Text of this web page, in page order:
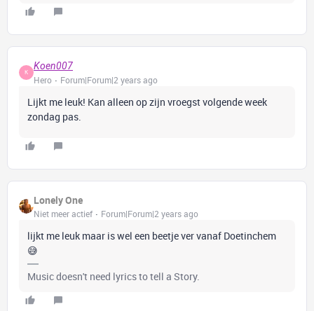
K
Koen007
Hero
Forum|Forum|2 years ago
Lijkt me leuk! Kan alleen op zijn vroegst volgende week
zondag pas.
Lonely One
Niet meer actief Forum|Forum|2 years ago
lijkt me leuk maar is wel een beetje ver vanaf Doetinchem
😅
Music doesn't need lyrics to tell a Story.